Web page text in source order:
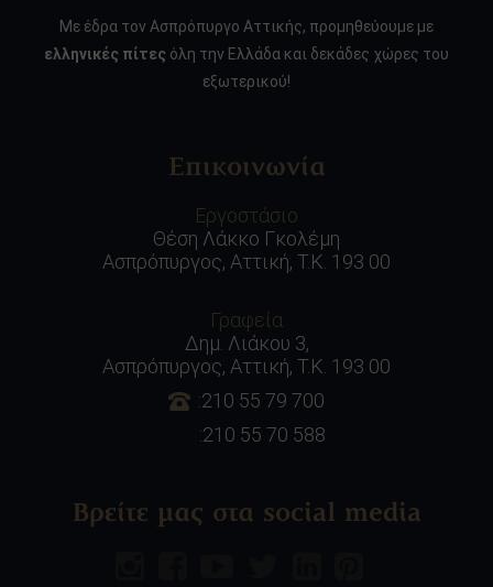
Με έδρα τον Ασπρόπυργο Αττικής, προμηθεύουμε με
ελληνικές πίτες όλη την Ελλάδα και δεκάδες χώρες του
εξωτερικού!
Επικοινωνία
Εργοστάσιο
Θέση Λάκκο Γκολέμη
Ασπρόπυργος, Αττική, Τ.Κ. 193 00
Γραφεία
Δημ. Λιάκου 3,
Ασπρόπυργος, Αττική, Τ.Κ. 193 00
:210 55 79 700
:210 55 70 588
Βρείτε μας στα social media